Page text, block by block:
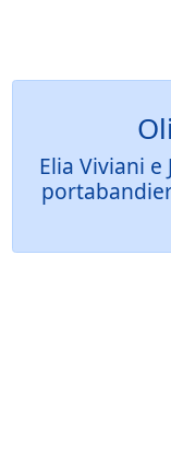
Elia Viviani e